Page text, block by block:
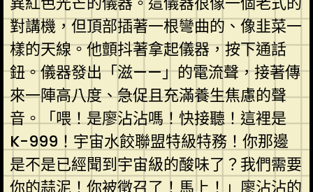
對講機，但頂部插著一根彎曲的、像韭菜一
樣的天線。他顫抖著拿起儀器，按下通話
鈕。儀器發出「滋——」的電流聲，接著傳
來一陣高八度、急促且充滿養生焦慮的聲
音。「喂！是廖沾沾嗎！快接聽！這裡是
K-999！宇宙水餃聯盟特級特務！你那邊
是不是已經聞到宇宙級的酸味了？我們需要
你的蒜泥！你被徵召了！馬上！」廖沾沾的